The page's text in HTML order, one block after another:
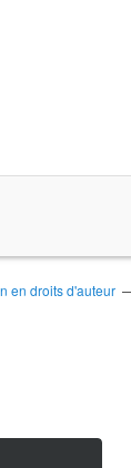
en droits d'auteur